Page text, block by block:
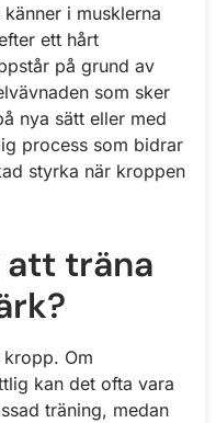
i musklerna
ett hårt
på grund av
som sker
nya sätt eller med
process som bidrar
styrka när kroppen
att träna
Om
kan det ofta vara
träning, medan